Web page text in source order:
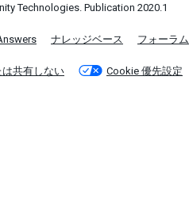
Technologies. Publication 2020.1
ナレッジベース フォーラム
共有しない Cookie 優先設定